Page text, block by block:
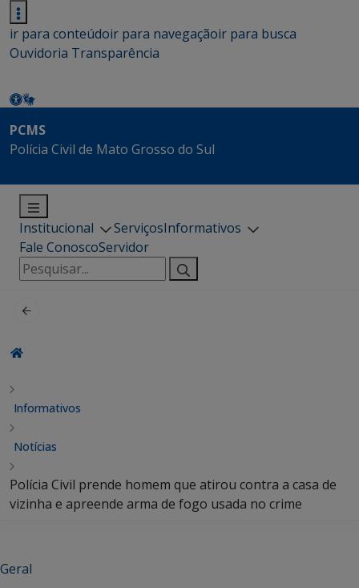
ir para conteúdoir para navegaçãoir para busca
Ouvidoria Transparência
PCMS
Polícia Civil de Mato Grosso do Sul
Institucional ServiçosInformativos
Fale ConoscoServidor
Pesquisar
por:
Informativos
Notícias
Polícia Civil prende homem que atirou contra a casa de
vizinha e apreende arma de fogo usada no crime
Geral